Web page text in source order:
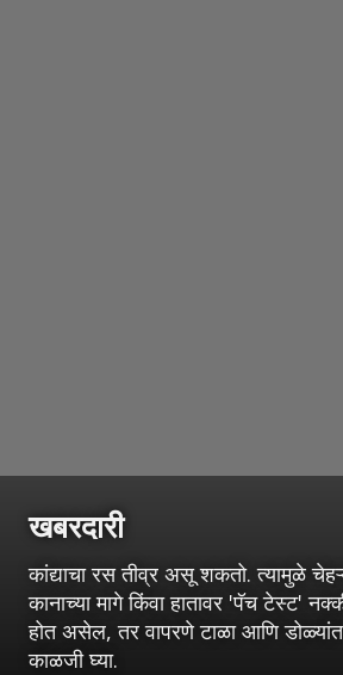
खबरदारी
कांद्याचा रस तीव्र असू शकतो. त्यामुळे
कानाच्या मागे किंवा हातावर 'पॅच टेस्ट'
होत असेल, तर वापरणे टाळा आणि डोळ्यांत
काळजी घ्या.